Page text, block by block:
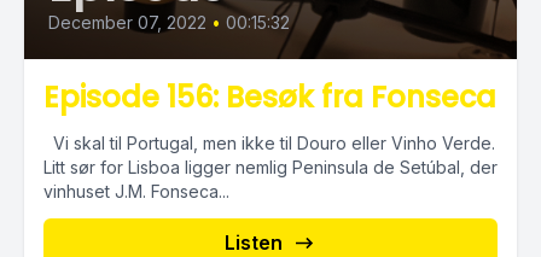
December 07, 2022 • 00:15:32
Episode 156: Besøk fra Fonseca
Vi skal til Portugal, men ikke til Douro eller Vinho Verde.
Litt sør for Lisboa ligger nemlig Peninsula de Setúbal, der
vinhuset J.M. Fonseca...
Listen